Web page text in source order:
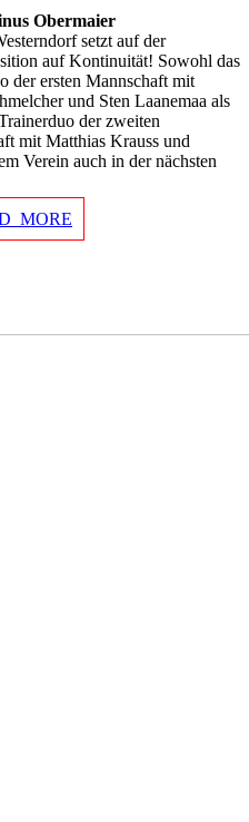
Obermaier
setzt auf der
auf Kontinuität! Sowohl das
der ersten Mannschaft mit
und Sten Laanemaa als
der zweiten
mit Matthias Krauss und
Verein auch in der nächsten